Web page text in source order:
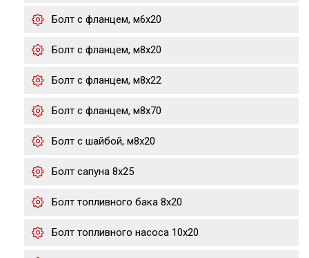
Болт с фланцем, м6х20
Болт с фланцем, м8х20
Болт с фланцем, м8х22
Болт с фланцем, м8х70
Болт с шайбой, м8х20
Болт сапуна 8х25
Болт топливного бака 8х20
Болт топливного насоса 10х20